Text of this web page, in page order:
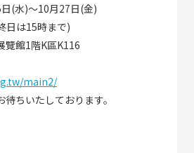
(水)～10月27日(金)
日は15時まで)
覽館1階K區K116
main2/
ちいたしております。